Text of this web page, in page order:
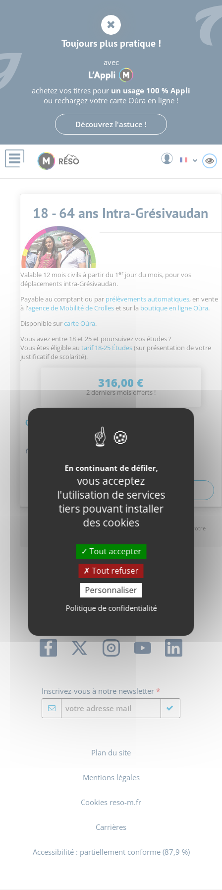
Toujours plus pratique !
avec
achetez vos titres pour un usage 100 % Appli
ou rechargez votre carte Oùra en ligne !
Découvrez l'astuce !
18 - 64 ans Intra-Grésivaudan
Valable 12 mois civils à partir du 1er jour du mois, pour vos
déplacements intra-Grésivaudan.
Payable au comptant ou par prélèvements automatiques, en vente
à l'agence de Mobilité de Crolleset sur la boutique en ligne Oùra.
Disponible surcarte Oùra.
Vous avez entre 18 et 25 et poursuivez vos études ?
Vous êtes éligible au tarif 18-25 Études(sur présentation de votre
justificatif de scolarité).
316,00 €
2 derniers mois offerts !
Où recharger ?
Agences de Mobilité
Consulter l'ensemble des offres
PRIME TRANSPORT
Salarié ou apprenti : minimum 50 % de remboursement par votre
Inscrivez-vous à notre newsletter *
Plan du site
Mentions légales
Cookies reso-m.fr
Carrières
Accessibilité : partiellement conforme (87,9 %)
En continuant de défiler,
vous acceptez
l'utilisation de services
tiers pouvant installer
des cookies
Tout accepter
Tout refuser
Personnaliser
Politique de confidentialité